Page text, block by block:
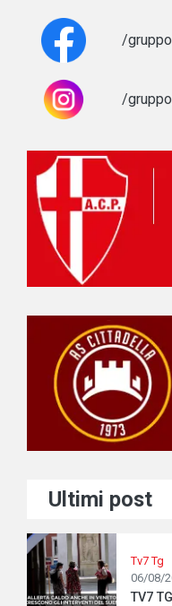
/
/
Ultimi post
Tv7 Tg
06/08/
TV7